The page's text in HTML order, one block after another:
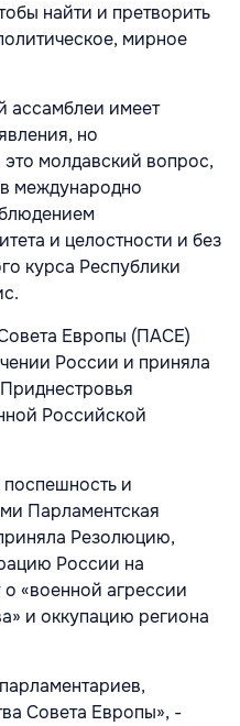
найти и претворить
мирное
ассамблеи имеет
но
молдавский вопрос,
международно
и целостности и без
курса Республики
Европы (ПАСЕ)
России и приняла
Российской
и
Парламентская
Резолюцию,
России на
«военной агрессии
и оккупацию региона
Совета Европы», -